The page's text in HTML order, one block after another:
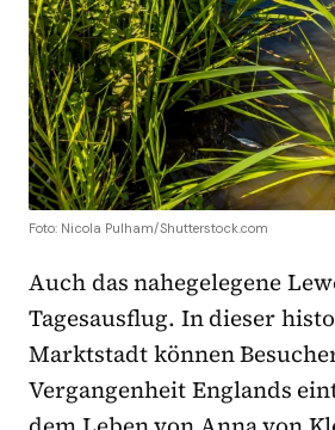
Foto: Nicola Pulham/Shutterstock.com
Auch das nahegelegene
Tagesausflug. In dieser
Marktstadt können
Vergangenheit Englands